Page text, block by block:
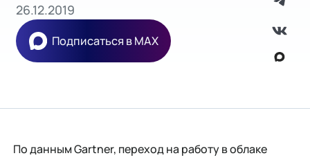
26.12.2019
Подписаться в MAX
По данным Gartner, переход на работу в облаке